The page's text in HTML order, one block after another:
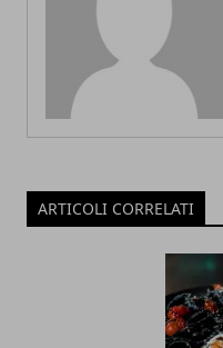
ARTICOLI CORRELATI